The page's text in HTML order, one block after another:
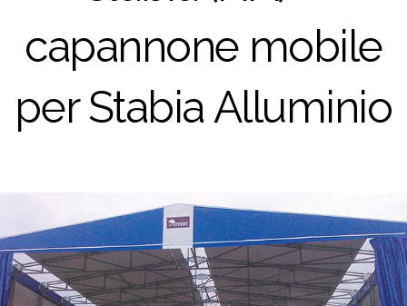
capannone mobile
per Stabia Alluminio